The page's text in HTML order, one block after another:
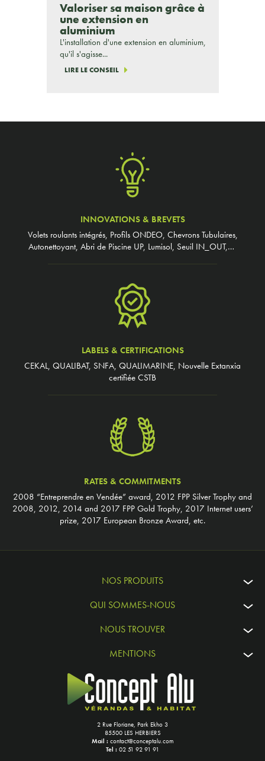
Valoriser sa maison grâce à
une extension en
aluminium
L'installation d'une extension en aluminium,
qu'il s'agisse...
LIRE LE CONSEIL
INNOVATIONS & BREVETS
Volets roulants intégrés, Profils ONDEO, Chevrons Tubulaires,
Autonettoyant, Abri de Piscine UP, Lumisol, Seuil IN_OUT,…
LABELS & CERTIFICATIONS
CEKAL, QUALIBAT, SNFA, QUALIMARINE, Nouvelle Extanxia
certifiée CSTB
RATES & COMMITMENTS
2008 “Entreprendre en Vendée” award, 2012 FPP Silver Trophy and
2008, 2012, 2014 and 2017 FPP Gold Trophy, 2017 Internet users’
prize, 2017 European Bronze Award, etc.
NOS PRODUITS
QUI SOMMES-NOUS
NOUS TROUVER
MENTIONS
2 Rue Floriane, Park Ekho 3
85500 LES HERBIERS
Mail : contact@conceptalu.com
Tel : 02 51 92 91 91